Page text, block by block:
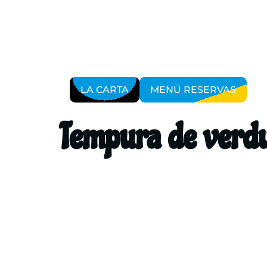
LA CARTA MENÚ RESERVAS
Tempura de